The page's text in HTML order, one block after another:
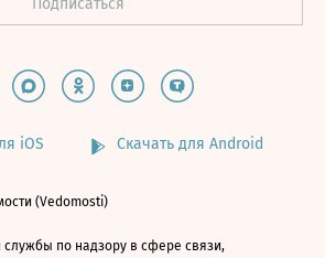
iOS Скачать для Android
(Vedomosti)
по надзору в сфере связи,